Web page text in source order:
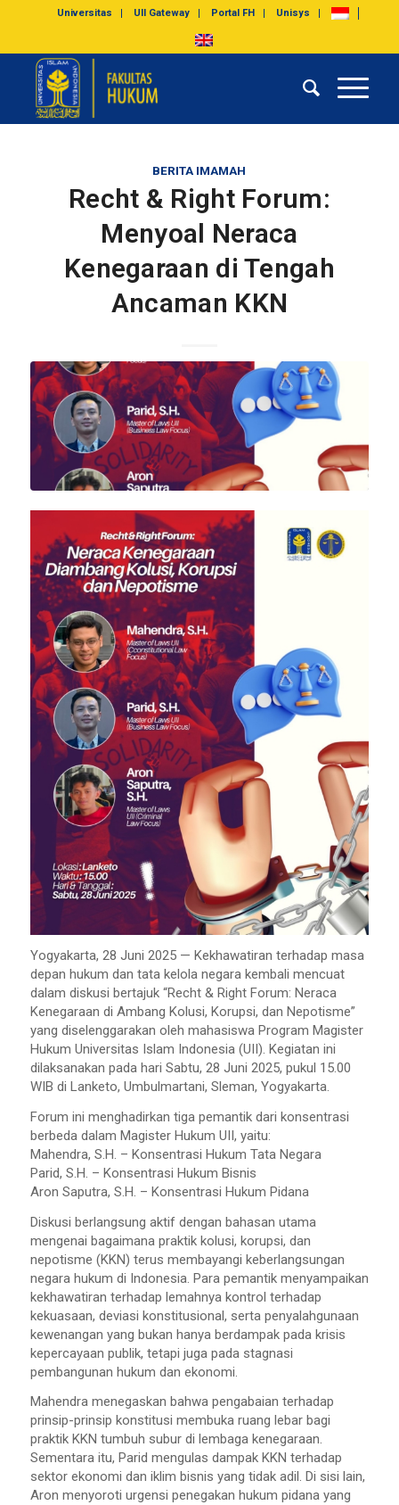
Universitas UII Gateway Portal FH Unisys
BERITA IMAMAH
Recht & Right Forum:
Menyoal Neraca
Kenegaraan di Tengah
Ancaman KKN
Yogyakarta, 28 Juni 2025 — Kekhawatiran terhadap masa
depan hukum dan tata kelola negara kembali mencuat
dalam diskusi bertajuk “Recht & Right Forum: Neraca
Kenegaraan di Ambang Kolusi, Korupsi, dan Nepotisme”
yang diselenggarakan oleh mahasiswa Program Magister
Hukum Universitas Islam Indonesia (UII). Kegiatan ini
dilaksanakan pada hari Sabtu, 28 Juni 2025, pukul 15.00
WIB di Lanketo, Umbulmartani, Sleman, Yogyakarta.
Forum ini menghadirkan tiga pemantik dari konsentrasi
berbeda dalam Magister Hukum UII, yaitu:
Mahendra, S.H. – Konsentrasi Hukum Tata Negara
Parid, S.H. – Konsentrasi Hukum Bisnis
Aron Saputra, S.H. – Konsentrasi Hukum Pidana
Diskusi berlangsung aktif dengan bahasan utama
mengenai bagaimana praktik kolusi, korupsi, dan
nepotisme (KKN) terus membayangi keberlangsungan
negara hukum di Indonesia. Para pemantik menyampaikan
kekhawatiran terhadap lemahnya kontrol terhadap
kekuasaan, deviasi konstitusional, serta penyalahgunaan
kewenangan yang bukan hanya berdampak pada krisis
kepercayaan publik, tetapi juga pada stagnasi
pembangunan hukum dan ekonomi.
Mahendra menegaskan bahwa pengabaian terhadap
prinsip-prinsip konstitusi membuka ruang lebar bagi
praktik KKN tumbuh subur di lembaga kenegaraan.
Sementara itu, Parid mengulas dampak KKN terhadap
sektor ekonomi dan iklim bisnis yang tidak adil. Di sisi lain,
Aron menyoroti urgensi penegakan hukum pidana yang